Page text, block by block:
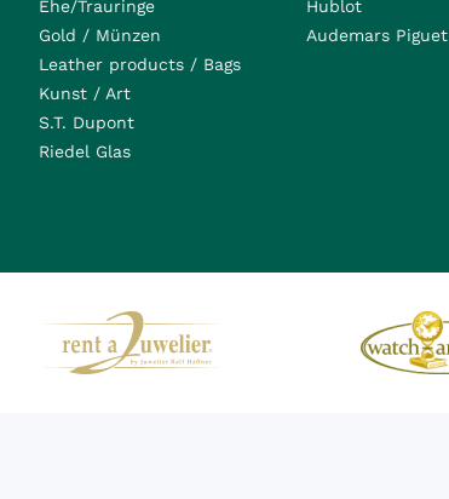
Ehe/Trauringe
Gold / Münzen
Leather products / Bags
Kunst / Art
S.T. Dupont
Riedel Glas
Hublot
Audemars Piguet